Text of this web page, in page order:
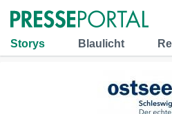
Storys Blaulicht